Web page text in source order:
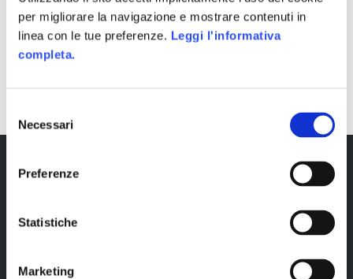
per migliorare la navigazione e mostrare contenuti in
linea con le tue preferenze. Leggi l'informativa
completa.
delNecessari
Preferenze
Statistiche
Marketing